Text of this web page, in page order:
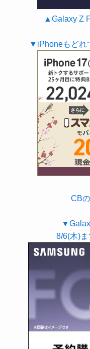
▲Galaxy Z
▼iPhoneもどれ
CB
8/6(木)